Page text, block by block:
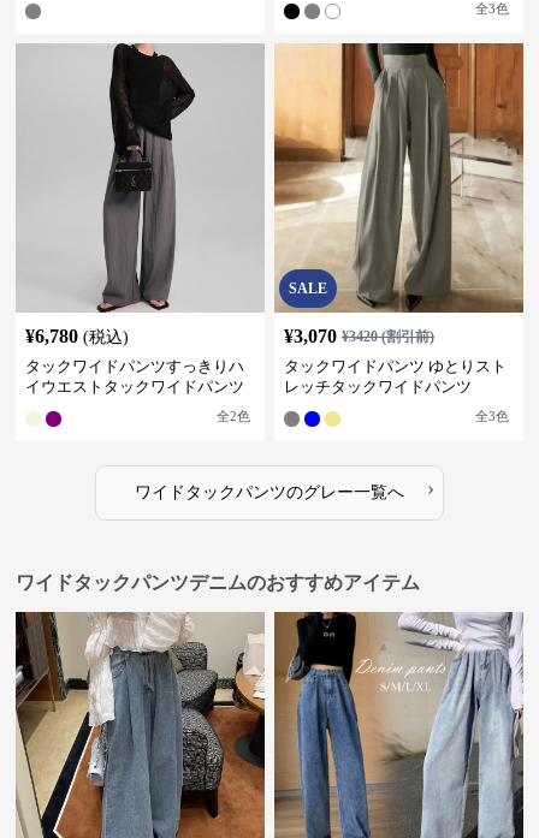
全3色
¥6,780 (税込)
タックワイドパンツすっきりハ
イウエストタックワイドパンツ
全2色
SALE
¥3,070 ¥3420(割引前)
タックワイドパンツ ゆとりスト
レッチタックワイドパンツ
全3色
ワイドタックパンツのグレー一覧へ ›
ワイドタックパンツデニムのおすすめアイテム